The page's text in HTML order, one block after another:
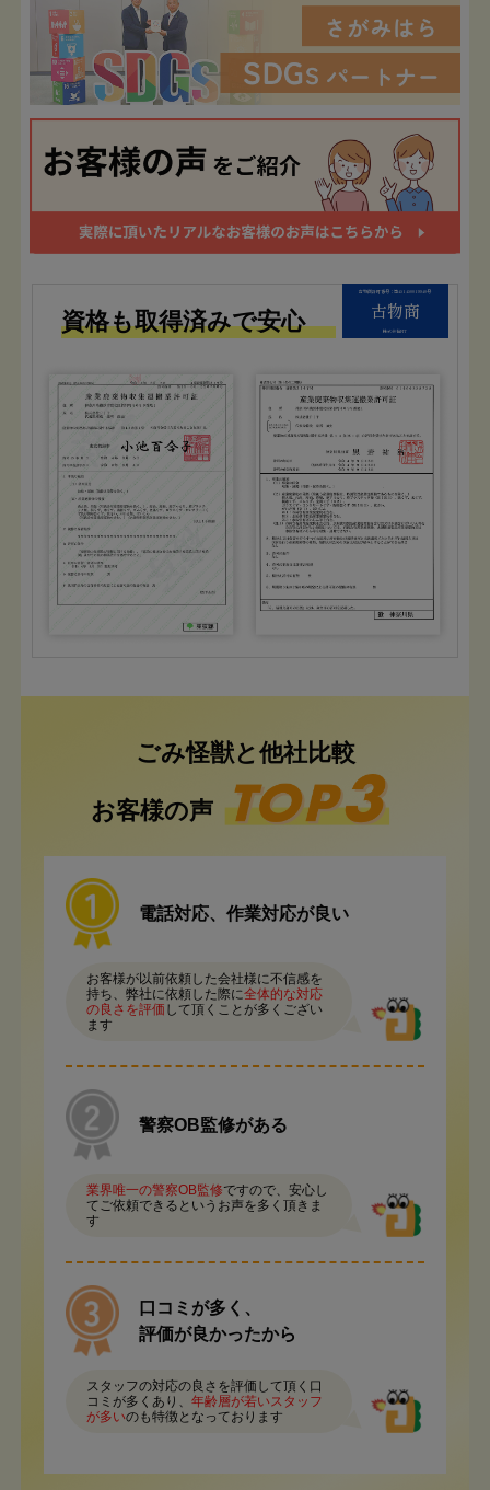
古物商許可番号：第451450019940号
古物商
株式会社FIT
資格も取得済みで安心
ごみ怪獣と他社比較
お客様の声
電話対応、作業対応が良い
お客様が以前依頼した会社様に不信感を
持ち、弊社に依頼した際に全体的な対応
の良さを評価 して頂くことが多くござい
ます
警察OB監修がある
業界唯一の警察OB監修ですので、安心し
てご依頼できるというお声を多く頂きま
す
口コミが多く、
評価が良かったから
スタッフの対応の良さを評価して頂く口
コミが多くあり、 年齢層が若いスタッフ
が多いのも特徴となっております